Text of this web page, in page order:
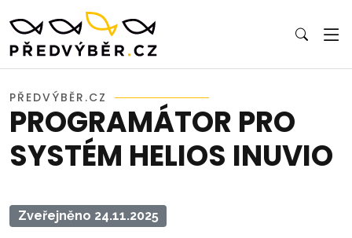
PŘEDVÝBĚR.CZ
PROGRAMÁTOR PRO
SYSTÉM HELIOS INUVIO
Zveřejněno 24.11.2025